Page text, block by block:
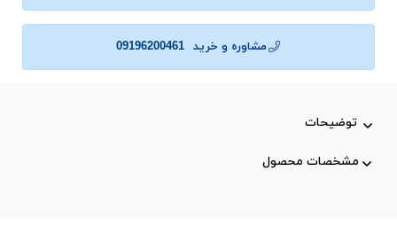
مشاوره و خرید 09196200461
توضیحات
مشخصات محصول